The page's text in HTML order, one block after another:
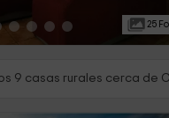
25
9 casas rurales cerca de